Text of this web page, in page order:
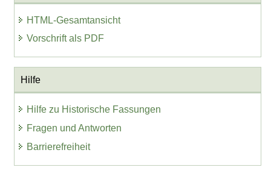
HTML-Gesamtansicht
Vorschrift als PDF
Hilfe
Hilfe zu Historische Fassungen
Fragen und Antworten
Barrierefreiheit